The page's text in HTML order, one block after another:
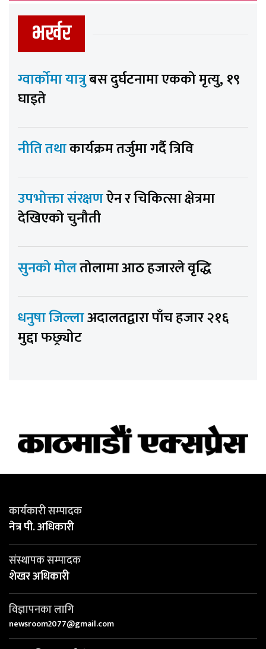
भर्खर
ग्वार्कोमा यात्रुबस दुर्घटनामा एकको मृत्यु, १९
घाइते
नीति तथाकार्यक्रम तर्जुमा गर्दै त्रिवि
उपभोक्ता संरक्षणऐन र चिकित्सा क्षेत्रमा
देखिएको चुनौती
सुनको मोलतोलामा आठ हजारले वृद्धि
धनुषा जिल्लाअदालतद्वारा पाँच हजार २१६
मुद्दा फछ्र्योट
कार्यकारी सम्पादक
नेत्र पी. अधिकारी
संस्थापक सम्पादक
शेखर अधिकारी
विज्ञापनका लागि
newsroom2077@gmail.com